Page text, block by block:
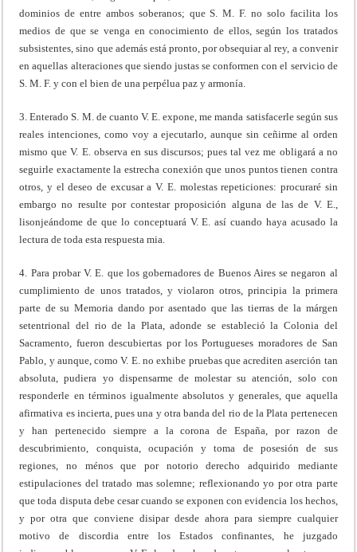
dominios de entre ambos soberanos; que S. M. F. no solo facilita los
medios de que se venga en conocimiento de ellos, según los tratados
subsistentes, sino que además está pronto, por obsequiar al rey, a convenir
en aquellas alteraciones que siendo justas se conformen con el servicio de
S. M. F. y con el bien de una perpélua paz y armonía.
3. Enterado S. M. de cuanto V. E. expone, me manda satisfacerle según sus
reales intenciones, como voy a ejecutarlo, aunque sin ceñirme al orden
mismo que V. E. observa en sus discursos; pues tal vez me obligará a no
seguirle exactamente la estrecha conexión que unos puntos tienen contra
otros, y el deseo de excusar a V. E. molestas repeticiones: procuraré sin
embargo no resulte por contestar proposición alguna de las de V. E.,
lisonjeándome de que lo conceptuará V. E. así cuando haya acusado la
lectura de toda esta respuesta mia.
4. Para probar V. E. que los gobernadores de Buenos Aires se negaron al
cumplimiento de unos tratados, y violaron otros, principia la primera
parte de su Memoria dando por asentado que las tierras de la márgen
setentrional del rio de la Plata, adonde se estableció la Colonia del
Sacramento, fueron descubiertas por los Portugueses moradores de San
Pablo, y aunque, como V. E. no exhibe pruebas que acrediten aserción tan
absoluta, pudiera yo dispensarme de molestar su atención, solo con
responderle en términos igualmente absolutos y generales, que aquella
afirmativa es incierta, pues una y otra banda del rio de la Plata pertenecen
y han pertenecido siempre a la corona de España, por razon de
descubrimiento, conquista, ocupación y toma de posesión de sus
regiones, no ménos que por notorio derecho adquirido mediante
estipulaciones del tratado mas solemne; reflexionando yo por otra parte
que toda disputa debe cesar cuando se exponen con evidencia los hechos,
y por otra que conviene disipar desde ahora para siempre cualquier
motivo de discordia entre los Estados confinantes, he juzgado